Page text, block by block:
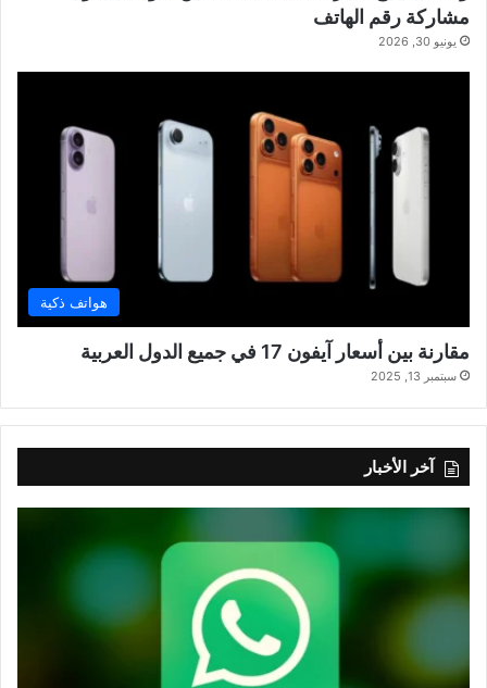
مشاركة رقم الهاتف
يونيو 30, 2026
هواتف ذكية
مقارنة بين أسعار آيفون 17 في جميع الدول العربية
سبتمبر 13, 2025
آخر الأخبار